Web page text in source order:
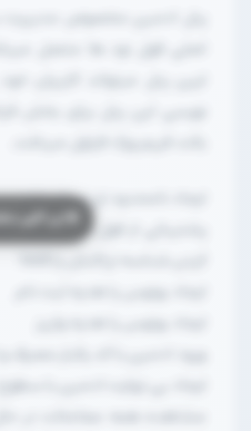
پنل ادمین مخصوص مدیریت
اصلی فول نود ها متصل
ایین پنل میتواند کاربران
نویسی این پنل برای بخش
بکند فریم ورک لاراول میباشد.
ایجاد نامحدود ارز و جفت ارز
پشتیبانی از فول نود و تأیید
ایجاد بونوس یا هدیه ثبت نام
ایجاد بونوس یا هدیه واریز
ورود ادمین با کد یکبار مصرف و
ایجاد بی نهایت ادمین با